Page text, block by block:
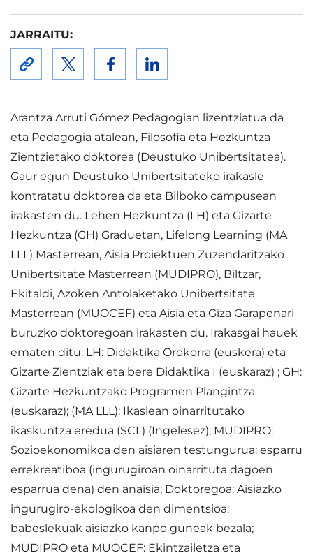
JARRAITU:
Arantza Arruti Gómez Pedagogian lizentziatua da
eta Pedagogia atalean, Filosofia eta Hezkuntza
Zientzietako doktorea (Deustuko Unibertsitatea).
Gaur egun Deustuko Unibertsitateko irakasle
kontratatu doktorea da eta Bilboko campusean
irakasten du. Lehen Hezkuntza (LH) eta Gizarte
Hezkuntza (GH) Graduetan, Lifelong Learning (MA
LLL) Masterrean, Aisia Proiektuen Zuzendaritzako
Unibertsitate Masterrean (MUDIPRO), Biltzar,
Ekitaldi, Azoken Antolaketako Unibertsitate
Masterrean (MUOCEF) eta Aisia eta Giza Garapenari
buruzko doktoregoan irakasten du. Irakasgai hauek
ematen ditu: LH: Didaktika Orokorra (euskera) eta
Gizarte Zientziak eta bere Didaktika I (euskaraz) ; GH:
Gizarte Hezkuntzako Programen Plangintza
(euskaraz); (MA LLL): Ikaslean oinarritutako
ikaskuntza eredua (SCL) (Ingelesez); MUDIPRO:
Sozioekonomikoa den aisiaren testungurua: esparru
errekreatiboa (ingurugiroan oinarrituta dagoen
esparrua dena) den anaisia; Doktoregoa: Aisiazko
ingurugiro-ekologikoa den dimentsioa:
babeslekuak aisiazko kanpo guneak bezala;
MUDIPRO eta MUOCEF: Ekintzailetza eta